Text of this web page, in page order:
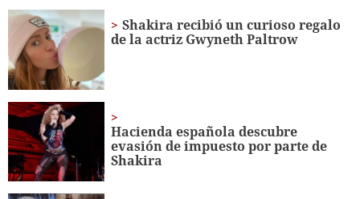
3
minutes,
seconds
Shakira recibió un curioso regalo
de la actriz Gwyneth Paltrow
Hacienda española descubre
evasión de impuesto por parte de
Shakira